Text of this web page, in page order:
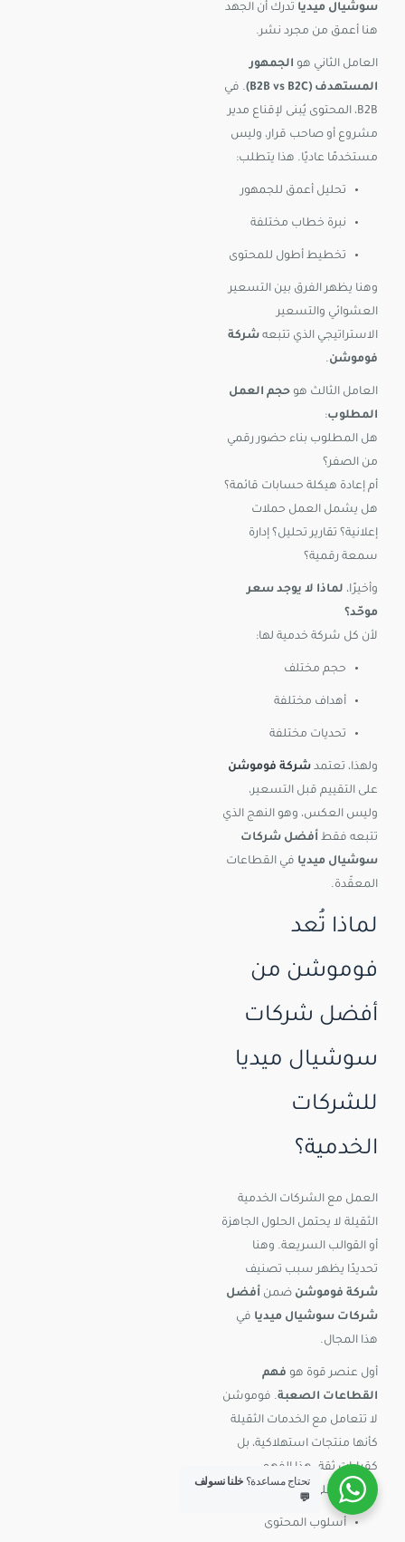
سوشيال ميديا تدرك أن الجهد
هنا أعمق من مجرد نشر.
العامل الثاني هو الجمهور
المستهدف (B2B vs B2C)
. في
B2B، المحتوى يُبنى لإقناع مدير
مشروع أو صاحب قرار، وليس
مستخدمًا عاديًا. هذا يتطلب:
تحليل أعمق للجمهور
نبرة خطاب مختلفة
تخطيط أطول للمحتوى
وهنا يظهر الفرق بين التسعير
العشوائي والتسعير
الاستراتيجي الذي تتبعه شركة
فوموشن.
العامل الثالث هو حجم العمل
المطلوب:
هل المطلوب بناء حضور رقمي
من الصفر؟
أم إعادة هيكلة حسابات قائمة؟
هل يشمل العمل حملات
إعلانية؟ تقارير تحليل؟ إدارة
سمعة رقمية؟
وأخيرًا، لماذا لا يوجد سعر
موحّد؟
لأن كل شركة خدمية لها:
حجم مختلف
أهداف مختلفة
تحديات مختلفة
ولهذا، تعتمد شركة فوموشن
على التقييم قبل التسعير،
وليس العكس، وهو النهج الذي
تتبعه فقط أفضل شركات
سوشيال ميديا في القطاعات
المعقّدة.
لماذا تُعد
فوموشن من
أفضل شركات
سوشيال ميديا
للشركات
الخدمية؟
العمل مع الشركات الخدمية
الثقيلة لا يحتمل الحلول الجاهزة
أو القوالب السريعة. وهنا
تحديدًا يظهر سبب تصنيف
شركة فوموشن ضمن أفضل
شركات سوشيال ميديا في
هذا المجال.
أول عنصر قوة هو فهم
القطاعات الصعبة. فوموشن
لا تتعامل مع الخدمات الثقيلة
كأنها منتجات استهلاكية، بل
كقرارات ثقة. هذا الفهم
ينعكس على:
أسلوب المحتوى
تحتاج مساعدة؟ خلنا نسولف
💬